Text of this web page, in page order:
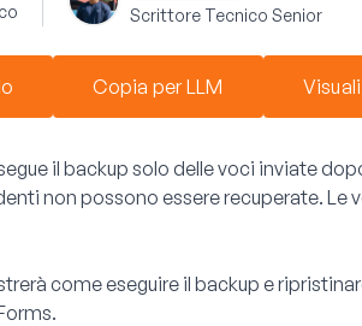
Scrittore Tecnico Senior
Copia per LLM
il backup solo delle voci inviate
non possono essere recuperate. Le
come eseguire il backup e